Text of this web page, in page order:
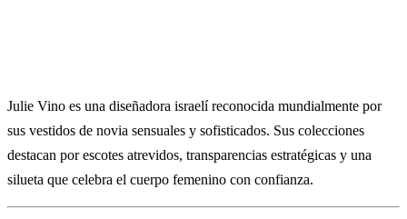
Julie Vino es una diseñadora israelí reconocida mundialmente por
sus vestidos de novia sensuales y sofisticados. Sus colecciones
destacan por escotes atrevidos, transparencias estratégicas y una
silueta que celebra el cuerpo femenino con confianza.